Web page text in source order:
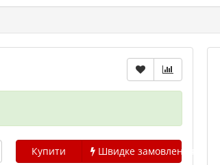
Купити Швидке замовлення